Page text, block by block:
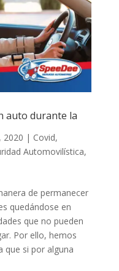
auto durante la
2020 | Covid,
Automovilística,
de permanecer
quedándose en
que no pueden
Por ello, hemos
que si por alguna